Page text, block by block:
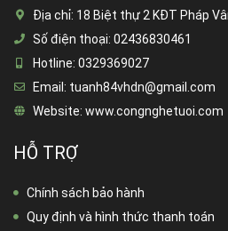
Địa chỉ: 18 Biệt thự 2 KĐT Pháp
Số điện thoại: 02436830461
Hotline: 0329369027
Email: tuanh84vhdn@gmail.com
Website: www.congnghetuoi.com
HỖ TRỢ
Chính sách bảo hành
Quy định và hình thức thanh toán